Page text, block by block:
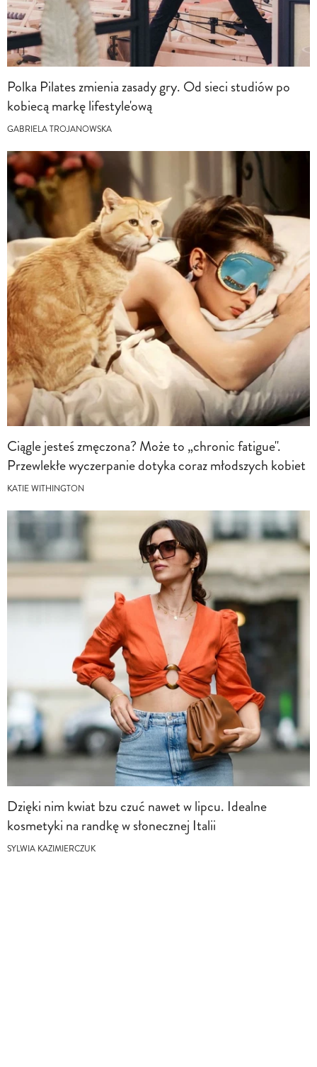
Polka Pilates zmienia zasady gry. Od sieci studiów po
kobiecą markę lifestyle'ową
GABRIELA TROJANOWSKA
Ciągle jesteś zmęczona? Może to „chronic fatigue".
Przewlekłe wyczerpanie dotyka coraz młodszych kobiet
KATIE WITHINGTON
Dzięki nim kwiat bzu czuć nawet w lipcu. Idealne
kosmetyki na randkę w słonecznej Italii
SYLWIA KAZIMIERCZUK